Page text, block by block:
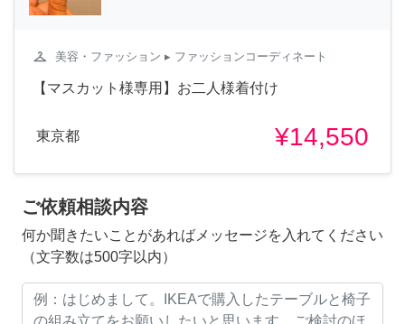
checkroom 美容・ファッション ▸ ファッションコーディネート
【マスカット様専用】お二人様着付け
東京都 ¥14,550
ご依頼相談内容
何か聞きたいことがあればメッセージを入れてください
（文字数は500字以内）